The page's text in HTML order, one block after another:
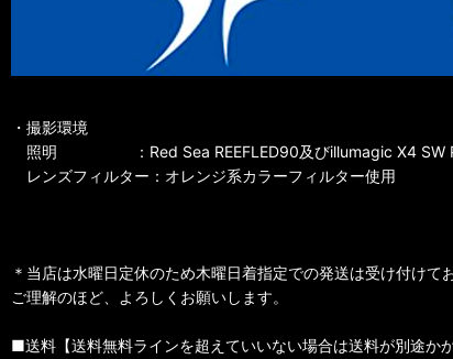
・撮影環境
照明 ：Red Sea REEFLED90及びillumagic X4 SW
レンズフィルター：オレンジ系カラーフィルター使用
＊当店は水曜日定休のため木曜日着指定での発送は受け付けて
ご理解のほど、よろしくお願いします。
■送料【送料無料ラインを超えていいない場合は送料が別途かか